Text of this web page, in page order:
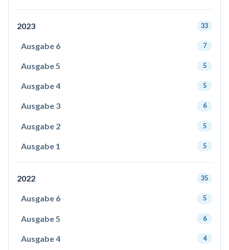
2023 33
Ausgabe 6 7
Ausgabe 5 5
Ausgabe 4 5
Ausgabe 3 6
Ausgabe 2 5
Ausgabe 1 5
2022 35
Ausgabe 6 5
Ausgabe 5 6
Ausgabe 4 4